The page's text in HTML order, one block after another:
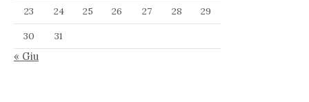
23
24 25 26 27 28
29
30
31
« Giu